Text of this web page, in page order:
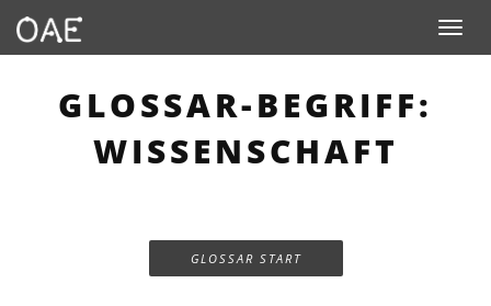
Toggle
GLOSSAR-BEGRIFF:
WISSENSCHAFT
GLOSSAR START